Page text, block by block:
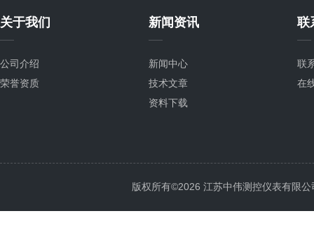
关于我们
公司介绍
荣誉资质
新闻资讯
新闻中心
技术文章
资料下载
联
联
在
版权所有©2026 江苏中伟测控仪表有限